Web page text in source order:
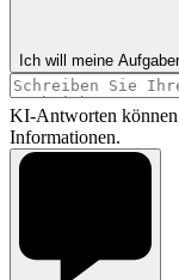
Ich will meine
KI-Antworten
Informationen.